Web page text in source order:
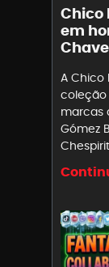
Chico
em
A Chico
coleção
marcas
Gómez